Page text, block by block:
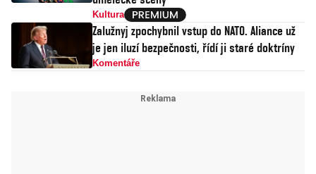
Kultura
Zalužnyj zpochybnil vstup do NATO. Aliance už
je jen iluzí bezpečnosti, řídí ji staré doktríny
Komentáře